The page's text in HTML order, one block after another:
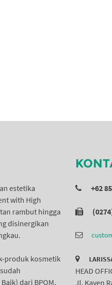
estetika
with High
rambut hingga
disinergikan
produk kosmetik
dari BPOM.
+62
HEAD
Jl. Kayen